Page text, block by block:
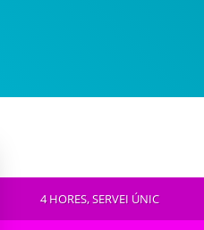
4 HORES, SERVEI ÚNIC